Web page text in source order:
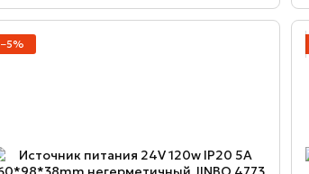
−5%